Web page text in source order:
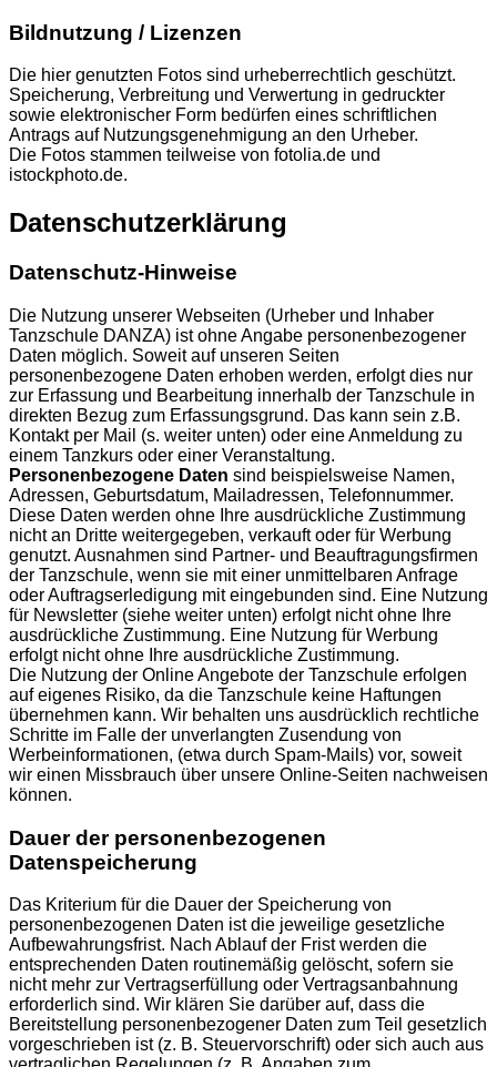
Bildnutzung / Lizenzen
Die hier genutzten Fotos sind urheberrechtlich geschützt.
Speicherung, Verbreitung und Verwertung in gedruckter
sowie elektronischer Form bedürfen eines schriftlichen
Antrags auf Nutzungsgenehmigung an den Urheber.
Die Fotos stammen teilweise von fotolia.de und
istockphoto.de.
Datenschutzerklärung
Datenschutz-Hinweise
Die Nutzung unserer Webseiten (Urheber und Inhaber
Tanzschule DANZA) ist ohne Angabe personenbezogener
Daten möglich. Soweit auf unseren Seiten
personenbezogene Daten erhoben werden, erfolgt dies nur
zur Erfassung und Bearbeitung innerhalb der Tanzschule in
direkten Bezug zum Erfassungsgrund. Das kann sein z.B.
Kontakt per Mail (s. weiter unten) oder eine Anmeldung zu
einem Tanzkurs oder einer Veranstaltung.
Personenbezogene Daten sind beispielsweise Namen,
Adressen, Geburtsdatum, Mailadressen, Telefonnummer.
Diese Daten werden ohne Ihre ausdrückliche Zustimmung
nicht an Dritte weitergegeben, verkauft oder für Werbung
genutzt. Ausnahmen sind Partner- und Beauftragungsfirmen
der Tanzschule, wenn sie mit einer unmittelbaren Anfrage
oder Auftragserledigung mit eingebunden sind. Eine Nutzung
für Newsletter (siehe weiter unten) erfolgt nicht ohne Ihre
ausdrückliche Zustimmung. Eine Nutzung für Werbung
erfolgt nicht ohne Ihre ausdrückliche Zustimmung.
Die Nutzung der Online Angebote der Tanzschule erfolgen
auf eigenes Risiko, da die Tanzschule keine Haftungen
übernehmen kann. Wir behalten uns ausdrücklich rechtliche
Schritte im Falle der unverlangten Zusendung von
Werbeinformationen, (etwa durch Spam-Mails) vor, soweit
wir einen Missbrauch über unsere Online-Seiten nachweisen
können.
Dauer der personenbezogenen
Datenspeicherung
Das Kriterium für die Dauer der Speicherung von
personenbezogenen Daten ist die jeweilige gesetzliche
Aufbewahrungsfrist. Nach Ablauf der Frist werden die
entsprechenden Daten routinemäßig gelöscht, sofern sie
nicht mehr zur Vertragserfüllung oder Vertragsanbahnung
erforderlich sind. Wir klären Sie darüber auf, dass die
Bereitstellung personenbezogener Daten zum Teil gesetzlich
vorgeschrieben ist (z. B. Steuervorschrift) oder sich auch aus